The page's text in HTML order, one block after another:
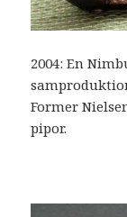
2004: En
Former
pipor.